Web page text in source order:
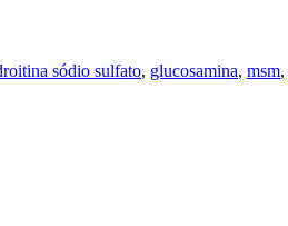
sódio sulfato, glucosamina, msm,